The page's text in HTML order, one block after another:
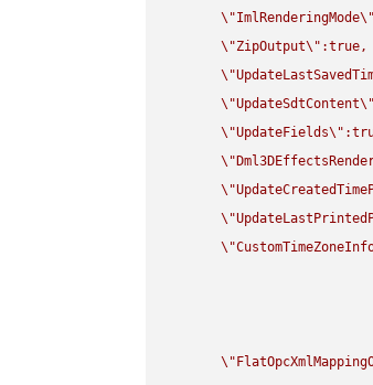
\"ImlRenderingMode\"
\"ZipOutput\" :true,
\"
\"UpdateSdtContent\"
\"UpdateFields\"
\"
\"
\"
\"
\"